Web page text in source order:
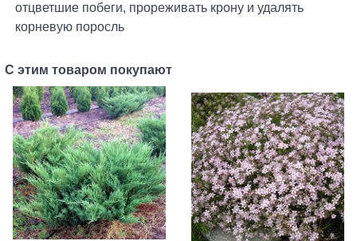
отцветшие побеги, прореживать крону и удалять
корневую поросль
С этим товаром покупают